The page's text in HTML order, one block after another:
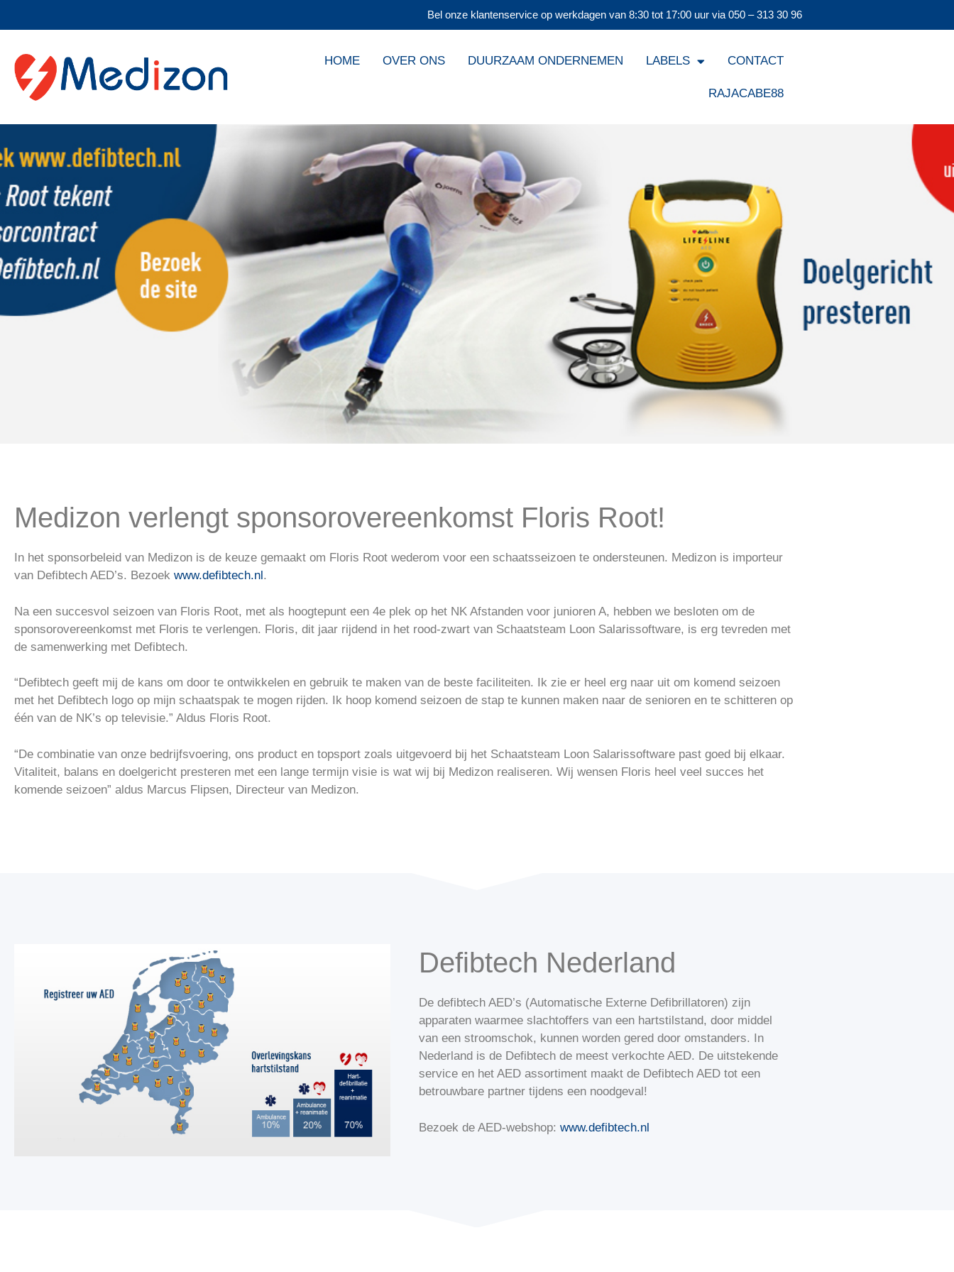
Bel onze klantenservice op werkdagen van 8:30 tot 17:00 uur via 050 – 313 30 96
HOME OVER ONS DUURZAAM ONDERNEMEN LABELS CONTACT
RAJACABE88
Halfautomatische tweetalige AED met
scherm
Medizon verlengt sponsorovereenkomst Floris Root!
In het sponsorbeleid van Medizon is de keuze gemaakt om Floris Root wederom voor een schaatsseizoen te ondersteunen. Medizon is importeur
van Defibtech AED’s. Bezoek www.defibtech.nl.
Na een succesvol seizoen van Floris Root, met als hoogtepunt een 4e plek op het NK Afstanden voor junioren A, hebben we besloten om de
sponsorovereenkomst met Floris te verlengen. Floris, dit jaar rijdend in het rood-zwart van Schaatsteam Loon Salarissoftware, is erg tevreden met
de samenwerking met Defibtech.
“Defibtech geeft mij de kans om door te ontwikkelen en gebruik te maken van de beste faciliteiten. Ik zie er heel erg naar uit om komend seizoen
met het Defibtech logo op mijn schaatspak te mogen rijden. Ik hoop komend seizoen de stap te kunnen maken naar de senioren en te schitteren op
één van de NK’s op televisie.” Aldus Floris Root.
“De combinatie van onze bedrijfsvoering, ons product en topsport zoals uitgevoerd bij het Schaatsteam Loon Salarissoftware past goed bij elkaar.
Vitaliteit, balans en doelgericht presteren met een lange termijn visie is wat wij bij Medizon realiseren. Wij wensen Floris heel veel succes het
komende seizoen” aldus Marcus Flipsen, Directeur van Medizon.
Defibtech Nederland
De defibtech AED’s (Automatische Externe Defibrillatoren) zijn
apparaten waarmee slachtoffers van een hartstilstand, door middel
van een stroomschok, kunnen worden gered door omstanders. In
Nederland is de Defibtech de meest verkochte AED. De uitstekende
service en het AED assortiment maakt de Defibtech AED tot een
betrouwbare partner tijdens een noodgeval!
Bezoek de AED-webshop: www.defibtech.nl